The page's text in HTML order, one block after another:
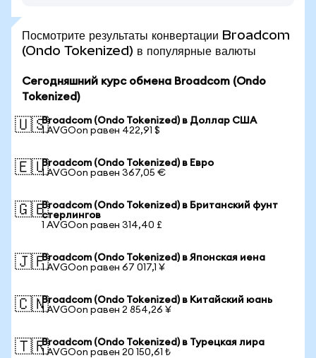
Посмотрите результаты конвертации Broadcom
(Ondo Tokenized) в популярные валюты
Сегодняшний курс обмена Broadcom (Ondo
Tokenized)
🇺🇸Broadcom (Ondo Tokenized) в Доллар США
1 AVGOon равен 422,91 $
🇪🇺Broadcom (Ondo Tokenized) в Евро
1 AVGOon равен 367,05 €
🇬🇧Broadcom (Ondo Tokenized) в Британский фунт
стерлингов
1 AVGOon равен 314,40 £
🇯🇵Broadcom (Ondo Tokenized) в Японская иена
1 AVGOon равен 67 017,1 ¥
🇨🇳Broadcom (Ondo Tokenized) в Китайский юань
1 AVGOon равен 2 854,26 ¥
🇹🇷Broadcom (Ondo Tokenized) в Турецкая лира
1 AVGOon равен 20 150,61 ₺